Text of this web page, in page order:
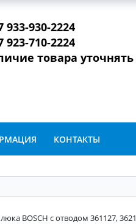
933-930-2224
923-710-2224
товара
КОНТАКТЫ
BOSCH с отводом 361127,